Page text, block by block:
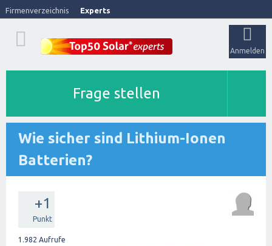
Firmenverzeichnis Experts
Anmelden
Frage stellen
Wie sicher sind Lithium-Ionen
Batterien?
+1
Punkt
1.982 Aufrufe